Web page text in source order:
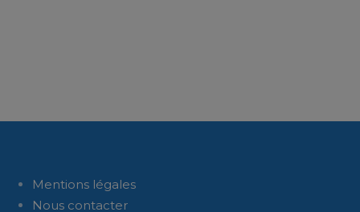
Mentions légales
Nous contacter